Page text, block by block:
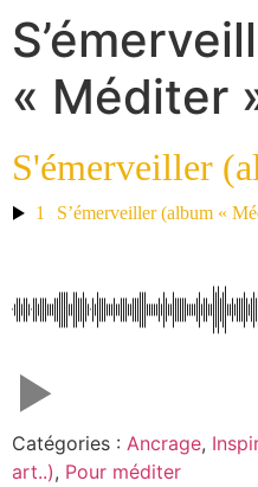
« Méditer
S'émerveiller
1 S’émerveiller (album «
Catégories : Ancrage,
art..), Pour méditer